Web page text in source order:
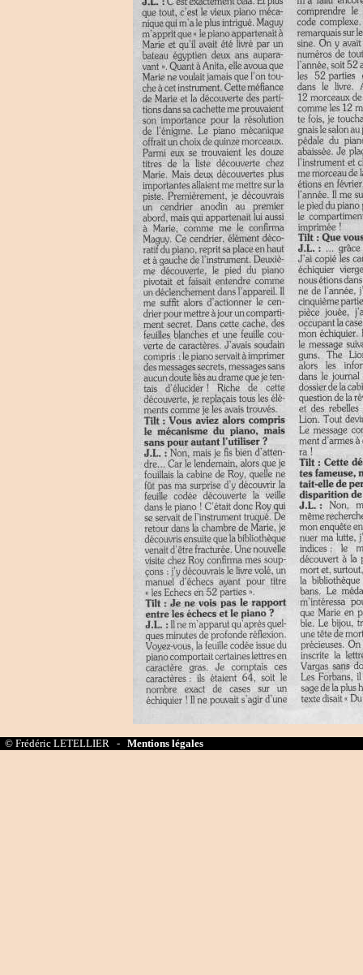
© Frédéric LETELLIER - Mentions légales